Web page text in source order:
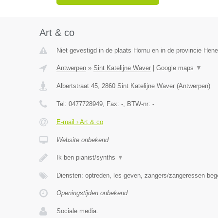
Art & co
Niet gevestigd in de plaats Hornu en in de provincie
Antwerpen» Sint Katelijne Waver| Google maps ▼
Albertstraat 45, 2860 Sint Katelijne Waver(Antwerpen)
Tel: 0477728949, Fax: -, BTW-nr: -
E-mail › Art & co
Website onbekend
Ik ben pianist/synths ▼
Diensten: optreden, les geven, zangers/zangeressen
Openingstijden onbekend
Sociale media: